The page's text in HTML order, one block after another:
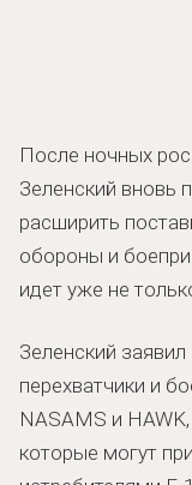
После ночных
Зеленский вновь
расширить
обороны и
идет уже не
Зеленский
перехватчики и
NASAMS и
которые могут